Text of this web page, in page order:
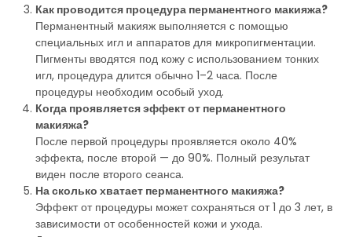
Как проводится процедура перманентного макияжа?
Перманентный макияж выполняется с помощью
специальных игл и аппаратов для микропигментации.
Пигменты вводятся под кожу с использованием тонких
игл, процедура длится обычно 1–2 часа. После
процедуры необходим особый уход.
Когда проявляется эффект от перманентного
макияжа?
После первой процедуры проявляется около 40%
эффекта, после второй — до 90%. Полный результат
виден после второго сеанса.
На сколько хватает перманентного макияжа?
Эффект от процедуры может сохраняться от 1 до 3 лет, в
зависимости от особенностей кожи и ухода.